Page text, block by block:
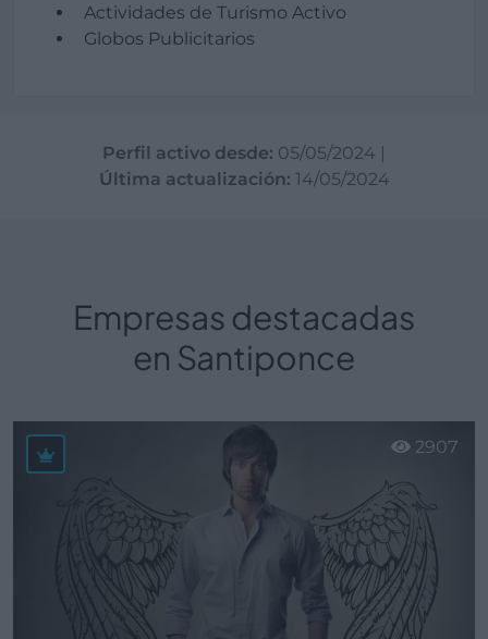
Actividades de Turismo Activo
Globos Publicitarios
Perfil activo desde: 05/05/2024 |
Última actualización: 14/05/2024
Empresas destacadas
en Santiponce
2907